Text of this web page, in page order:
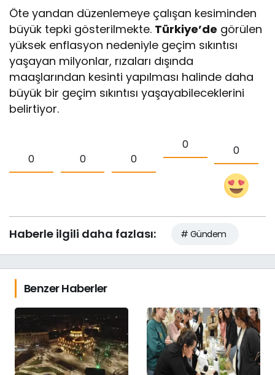
Öte yandan düzenlemeye çalışan kesiminden
büyük tepki gösterilmekte. Türkiye’de görülen
yüksek enflasyon nedeniyle geçim sıkıntısı
yaşayan milyonlar, rızaları dışında
maaşlarından kesinti yapılması halinde daha
büyük bir geçim sıkıntısı yaşayabileceklerini
belirtiyor.
0 0 0
0 0
Haberle ilgili daha fazlası: # Gündem
Benzer Haberler